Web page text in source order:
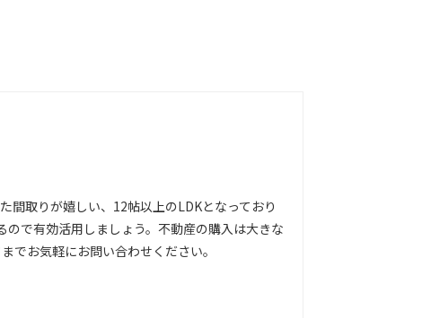
間取りが嬉しい、12帖以上のLDKとなっており
で有効活用しましょう。不動産の購入は大きな
でお気軽にお問い合わせください。